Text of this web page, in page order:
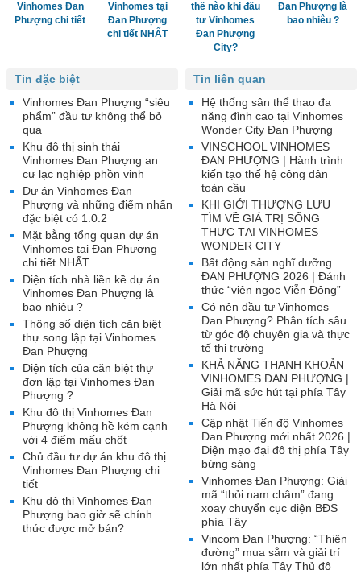
Vinhomes Đan
Phượng chi tiết
Vinhomes tại
Đan Phượng
chi tiết NHẤT
thế nào khi đầu
tư Vinhomes
Đan Phượng
City?
Đan Phượng là
bao nhiêu ?
Tin liên quan
Hệ thống sân thể thao đa
năng đỉnh cao tại Vinhomes
Wonder City Đan Phượng
VINSCHOOL VINHOMES
ĐAN PHƯỢNG | Hành trình
kiến tạo thế hệ công dân
toàn cầu
KHI GIỚI THƯỢNG LƯU
TÌM VỀ GIÁ TRỊ SỐNG
THỰC TẠI VINHOMES
WONDER CITY
Bất động sản nghĩ dưỡng
ĐAN PHƯỢNG 2026 | Đánh
thức “viên ngọc Viễn Đông”
Có nên đầu tư Vinhomes
Đan Phượng? Phân tích sâu
từ góc độ chuyên gia và thực
tế thị trường
KHẢ NĂNG THANH KHOẢN
VINHOMES ĐAN PHƯỢNG |
Giải mã sức hút tại phía Tây
Hà Nội
Cập nhật Tiến độ Vinhomes
Đan Phượng mới nhất 2026 |
Diện mạo đại đô thị phía Tây
bừng sáng
Vinhomes Đan Phượng: Giải
mã “thỏi nam châm” đang
xoay chuyển cục diện BĐS
phía Tây
Vincom Đan Phượng: “Thiên
đường” mua sắm và giải trí
lớn nhất phía Tây Thủ đô
Tin đặc biệt
Vinhomes Đan Phượng “siêu
phẩm” đầu tư không thể bỏ
qua
Khu đô thị sinh thái
Vinhomes Đan Phượng an
cư lạc nghiệp phồn vinh
Dự án Vinhomes Đan
Phượng và những điểm nhấn
đặc biệt có 1.0.2
Mặt bằng tổng quan dự án
Vinhomes tại Đan Phượng
chi tiết NHẤT
Diện tích nhà liền kề dự án
Vinhomes Đan Phượng là
bao nhiêu ?
Thông số diện tích căn biệt
thự song lập tại Vinhomes
Đan Phượng
Diện tích của căn biệt thự
đơn lập tại Vinhomes Đan
Phượng ?
Khu đô thị Vinhomes Đan
Phượng không hề kém cạnh
với 4 điểm mấu chốt
Chủ đầu tư dự án khu đô thị
Vinhomes Đan Phượng chi
tiết
Khu đô thị Vinhomes Đan
Phượng bao giờ sẽ chính
thức được mở bán?